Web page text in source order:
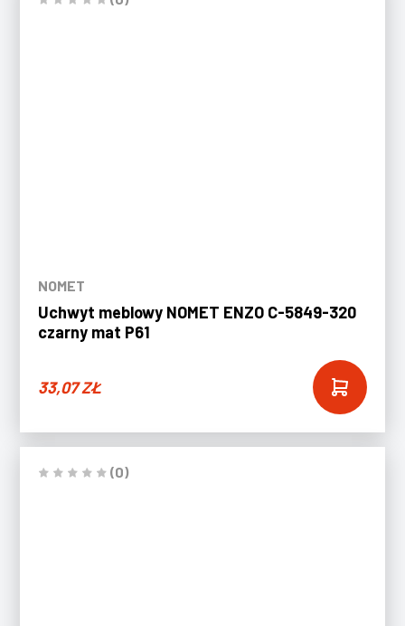
NOMET
Uchwyt meblowy NOMET ENZO C-5849-320
czarny mat P61
33,07ZŁ
(0)